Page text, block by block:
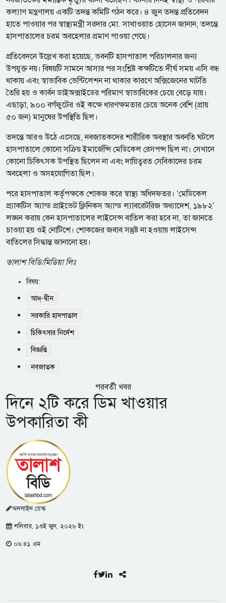
কল্যাণ মন্ত্রণালয় একটি তদন্ত কমিটি গঠন করে। ৪ জুন তদন্ত প্রতিবেদন
হাতে পাওয়ার পর স্বাস্থ্যমন্ত্রী সরদার মো. সাখাওয়াত হোসেন জানান, তদন্তে
হাসপাতালের চরম অবহেলার প্রমাণ পাওয়া গেছে।
প্রতিবেদনে উল্লেখ করা হয়েছে, ভবনটি হাসপাতাল পরিচালনার জন্য
উপযুক্ত নয়। বিষয়টি সামনে আসার পর সংশ্লিষ্ট কক্ষটিতে দীর্ঘ সময় এসি বন্ধ
থাকায় এবং স্বাভাবিক ভেন্টিলেশন না থাকার কারণে অক্সিজেনের ঘাটতি
তৈরি হয় ও কার্বন ডাইঅক্সাইডের পরিমাণ স্বাভাবিকের চেয়ে বেড়ে যায়।
এছাড়া, ৯০০ বর্গফুটের ওই কক্ষে ধারণক্ষমতার চেয়ে অনেক বেশি (প্রায়
৫০ জন) মানুষের উপস্থিতি ছিল।
তদন্তে আরও উঠে এসেছে, নবজাতকদের শারীরিক অবস্থার অবনতি ঘটলে
হাসপাতালে কোনো সক্রিয় ইমার্জেন্সি মেডিকেল রেসপন্স ছিল না। সেখানে
কোনো চিকিৎসক উপস্থিত ছিলেন না এবং দায়িত্বরত সেবিকাদের চরম
অবহেলা ও অসহযোগিতা ছিল।
পরে হাসপাতাল কর্তৃপক্ষকে শোকজ করে স্বাস্থ্য অধিদফতর। ‘মেডিকেল
প্র্যাকটিস অ্যান্ড প্রাইভেট ক্লিনিকস অ্যান্ড ল্যাবরেটরিজ অধ্যাদেশ, ১৯৮২’
লঙ্ঘন করায় কেন হাসপাতালের লাইসেন্স বাতিল করা হবে না, তা জানতে
চাওয়া হয় ওই নোটিশে। শোকজের জবাব সন্তুষ্ট না হওয়ায় লাইসেন্স
বাতিলের সিদ্ধান্ত জানানো হয়।
তালাশ বিডি/মিডিয়া লিঃ
বিষয়:
আদ্‌-দ্বীন
সরকারি হাসপাতাল
চিকিৎসার নির্দেশ
বিজ্ঞপ্তি
নবজাতক
পরবর্তী খবর
দিনে ২টি করে ডিম খাওয়ার
উপকারিতা কী
অনলাইন ডেস্ক
শনিবার, ১৩ই জুন, ২০২৬ ইং
০৬:৪১ এম